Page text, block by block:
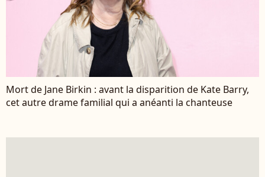
Mort de Jane Birkin : avant la disparition de Kate Barry,
cet autre drame familial qui a anéanti la chanteuse